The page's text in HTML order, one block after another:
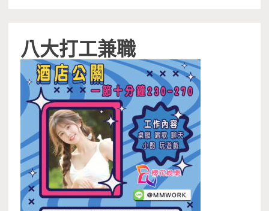
八大打工兼職